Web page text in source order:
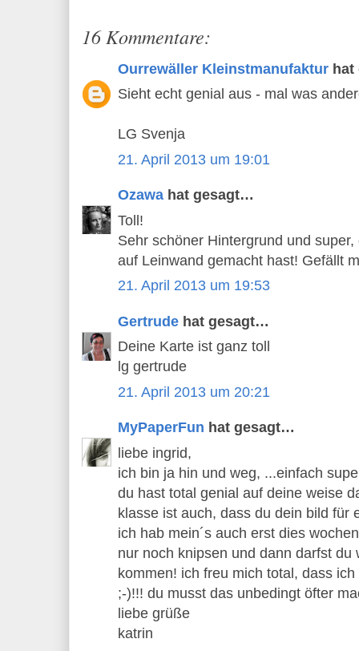
16 Kommentare:
Ourrewäller Kleinstmanufaktur
Sieht echt genial aus - mal was
LG Svenja
21. April 2013 um 19:01
Ozawa hat gesagt…
Toll!
Sehr schöner Hintergrund und
auf Leinwand gemacht hast! Gefällt
21. April 2013 um 19:53
Gertrude hat gesagt…
Deine Karte ist ganz toll
lg gertrude
21. April 2013 um 20:21
MyPaperFun hat gesagt…
liebe ingrid,
ich bin ja hin und weg, ...einfach
du hast total genial auf deine weise
klasse ist auch, dass du dein bild für
ich hab mein´s auch erst dies
nur noch knipsen und dann darfst du
kommen! ich freu mich total, dass
;-)!!! du musst das unbedingt öfter
liebe grüße
katrin